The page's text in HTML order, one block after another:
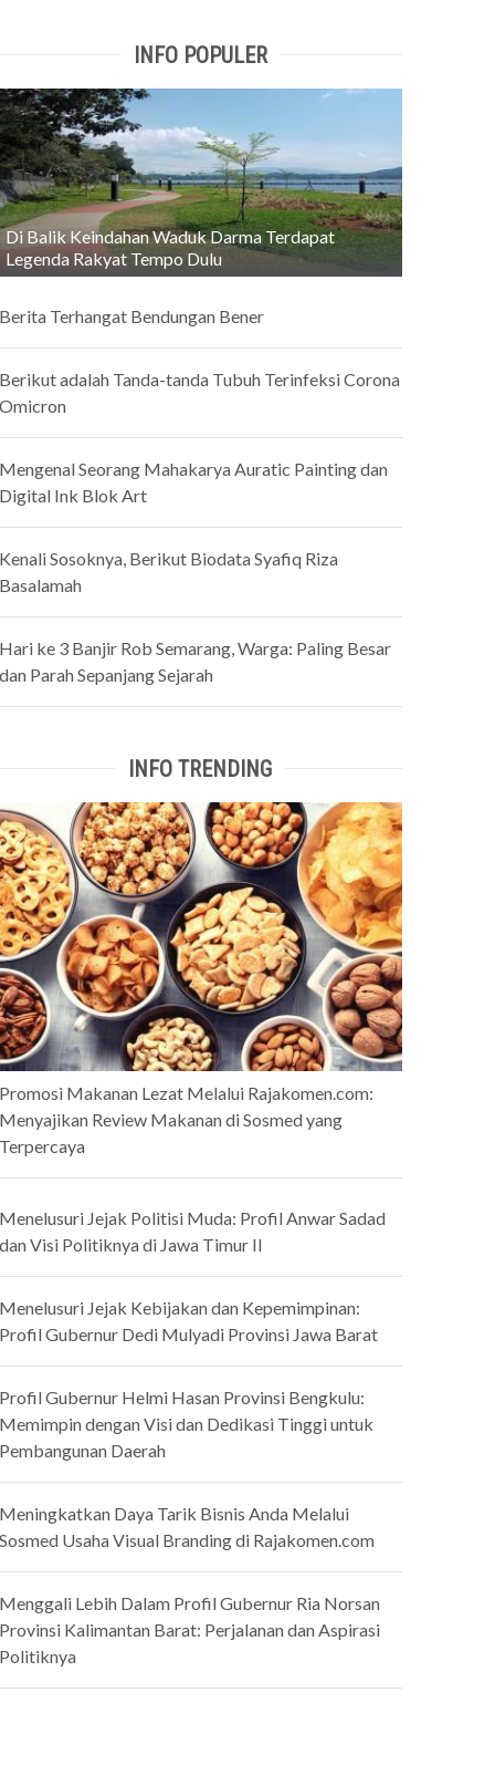
INFO POPULER
Di Balik Keindahan Waduk Darma Terdapat
Legenda Rakyat Tempo Dulu
Terhangat Bendungan Bener
adalah Tanda-tanda Tubuh Terinfeksi Corona
Seorang Mahakarya Auratic Painting dan
Ink Blok Art
Sosoknya, Berikut Biodata Syafiq Riza
ke 3 Banjir Rob Semarang, Warga: Paling Besar
Parah Sepanjang Sejarah
INFO TRENDING
Makanan Lezat Melalui Rajakomen.com:
Review Makanan di Sosmed yang
Jejak Politisi Muda: Profil Anwar Sadad
Visi Politiknya di Jawa Timur II
Jejak Kebijakan dan Kepemimpinan:
Gubernur Dedi Mulyadi Provinsi Jawa Barat
Gubernur Helmi Hasan Provinsi Bengkulu:
dengan Visi dan Dedikasi Tinggi untuk
Daerah
Daya Tarik Bisnis Anda Melalui
Usaha Visual Branding di Rajakomen.com
Lebih Dalam Profil Gubernur Ria Norsan
Kalimantan Barat: Perjalanan dan Aspirasi